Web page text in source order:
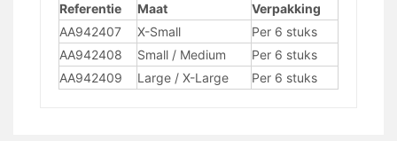
Referentie Maat
Verpakking
AA942407
X-Small
Per 6 stuks
AA942408
Small / Medium
Per 6 stuks
AA942409
Large / X-Large Per 6 stuks